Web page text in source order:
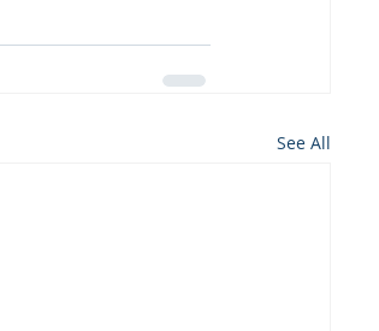
See All